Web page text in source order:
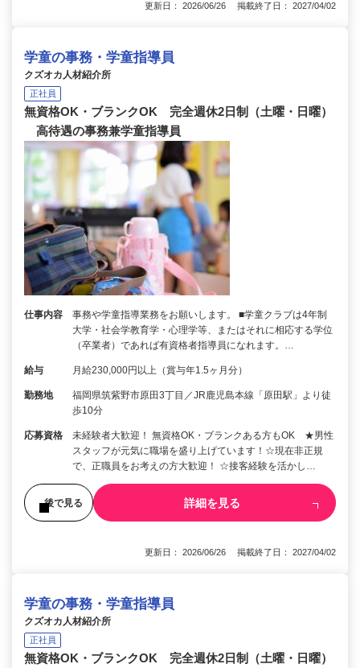
更新日： 2026/06/26 掲載終了日： 2027/04/02
学童の事務・学童指導員
クズオカ人材紹介所
正社員
無資格OK・ブランクOK 完全週休2日制（土曜・日曜）
高待遇の事務兼学童指導員
仕事内容
事務や学童指導業務をお願いします。 ■学童クラブは4年制
大学・社会学教育学・心理学等、またはそれに相応する学位
（卒業者）であれば有資格者指導員になれます。…
給与 月給230,000円以上（賞与年1.5ヶ月分）
勤務地
福岡県筑紫野市原田3丁目／JR鹿児島本線「原田駅」より徒
歩10分
応募資格
未経験者大歓迎！ 無資格OK・ブランクある方もOK ★男性
スタッフが元気に職場を盛り上げています！☆現在非正規
で、正職員をお考えの方大歓迎！ ☆接客経験を活かし…
後で見る 詳細を見る
更新日： 2026/06/26 掲載終了日： 2027/04/02
学童の事務・学童指導員
クズオカ人材紹介所
正社員
無資格OK・ブランクOK 完全週休2日制（土曜・日曜）